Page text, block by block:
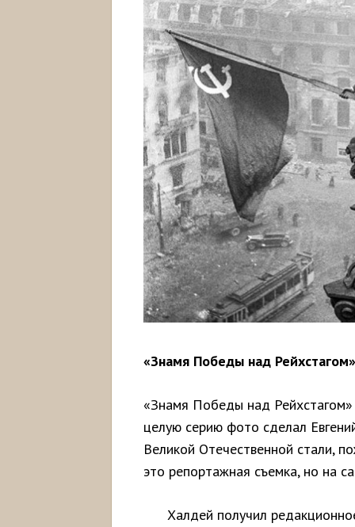
«Знамя Победы над
«Знамя Победы над
целую серию фото сделал
Великой Отечественной стали,
это репортажная съемка, но на
Халдей получил